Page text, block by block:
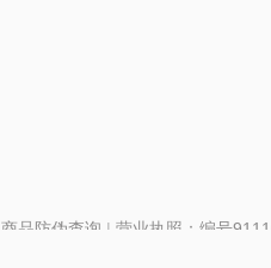
商品防伪查询 | 营业执照：编号